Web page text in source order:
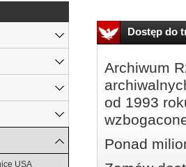
Dostęp do
Archiwum
od 1993
Ponad
USA